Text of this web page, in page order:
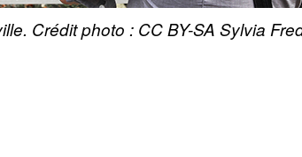
Crédit photo : CC BY-SA Sylvia